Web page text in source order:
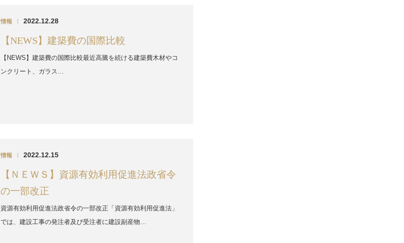
情報 | 2022.12.28
【NEWS】建築費の国際比較
【NEWS】建築費の国際比較最近高騰を続ける建築費木材やコ
ンクリート、ガラス…
情報 | 2022.12.15
【ＮＥＷＳ】資源有効利用促進法政省令
の一部改正
資源有効利用促進法政省令の一部改正「資源有効利用促進法」
では、建設工事の発注者及び受注者に建設副産物…